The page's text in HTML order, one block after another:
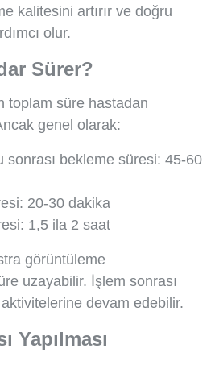
kalitesini artırır ve doğru
olur.
Sürer?
toplam süre hastadan
genel olarak:
sonrası bekleme süresi: 45-60
20-30 dakika
1,5 ila 2 saat
görüntüleme
uzayabilir. İşlem sonrası
devam edebilir.
Yapılması